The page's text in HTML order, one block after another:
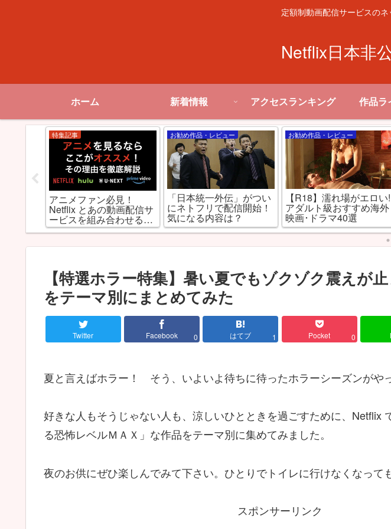
定額制動画配信サービスの
Netflix日本非
ホーム 新着情報 アクセスランキング 作品ラ
特集記事
アニメファン必見！
Netflix とあの動画配信サ
ービスを組み合わせると
最強だった件
お勧め作品・レビュー
「日本統一外伝」がつい
にネトフリで配信開始！
気になる内容は？
お勧め作品・レビュー
【R18】濡れ場がエロい!
アダルト級おすすめ海外
映画･ドラマ40選
【特選ホラー特集】暑い夏でもゾクゾク震えが
をテーマ別にまとめてみた
Twitter Facebook 0 はてブ 1 Pocket 0
夏と言えばホラー！ そう、いよいよ待ちに待ったホラーシーズンがや
好きな人もそうじゃない人も、涼しいひとときを過ごすために、Netflix
る恐怖レベルＭＡＸ」な作品をテーマ別に集めてみました。
夜のお供にぜひ楽しんでみて下さい。ひとりでトイレに行けなくなって
スポンサーリンク